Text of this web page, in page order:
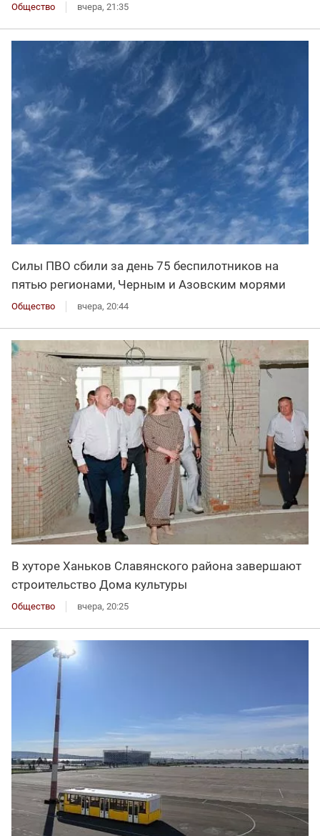
Общество вчера, 21:35
Силы ПВО сбили за день 75 беспилотников на
пятью регионами, Черным и Азовским морями
Общество вчера, 20:44
В хуторе Ханьков Славянского района завершают
строительство Дома культуры
Общество вчера, 20:25